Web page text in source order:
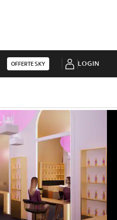
OFFERTE SKY LOGIN